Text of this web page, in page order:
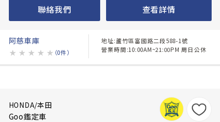
聯絡我們 查看詳情
阿慈車庫
★ ★ ★ ★ ★ （0件）
地址:蘆竹區富國路二段588-1號
營業時間:10:00AM~21:00PM 周日公休
HONDA/本田
Goo鑑定車